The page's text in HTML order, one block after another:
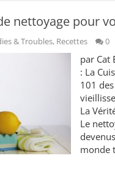
nettoyage pour
& Troubles, Recettes 0
par Cat
: La
101
La
Le
monde